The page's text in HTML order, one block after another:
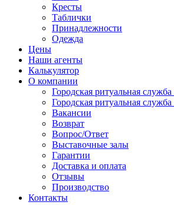
Кресты
Таблички
Принадлежности
Одежда
Цены
Наши агенты
Калькулятор
О компании
Городская ритуальная
Городская ритуальная
Вакансии
Возврат
Вопрос/Ответ
Выставочные залы
Гарантии
Доставка и оплата
Отзывы
Производство
Контакты